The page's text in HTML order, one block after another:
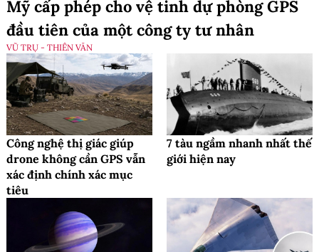
Mỹ cấp phép cho vệ tinh dự phòng GPS
đầu tiên của một công ty tư nhân
VŨ TRỤ - THIÊN VĂN
Công nghệ thị giác giúp
drone không cần GPS vẫn
xác định chính xác mục
tiêu
7 tàu ngầm nhanh nhất thế
giới hiện nay